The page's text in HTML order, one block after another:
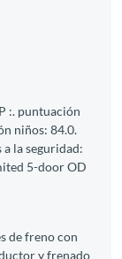
:. puntuación
niños: 84.0.
la seguridad:
5-door OD
de freno con
y frenado